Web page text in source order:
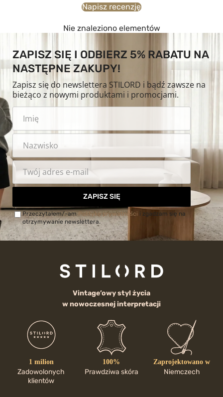
Napisz recenzję
Nie znaleziono elementów
ZAPISZ SIĘ I ODBIERZ 5% RABATU NA
NASTĘPNE ZAKUPY!
Zapisz się do newslettera STILORD i bądź zawsze na
bieżąco z nowymi produktami i promocjami.
ZAPISZ SIĘ
Przeczytałem/-amPolitykę prywatności i zgadzam się na
otrzymywanie newslettera.
Vintage’owy styl życia
w nowoczesnej interpretacji
1 milion
Zadowolonych
klientów
100%
Prawdziwa skóra
Zaprojektowano w
Niemczech